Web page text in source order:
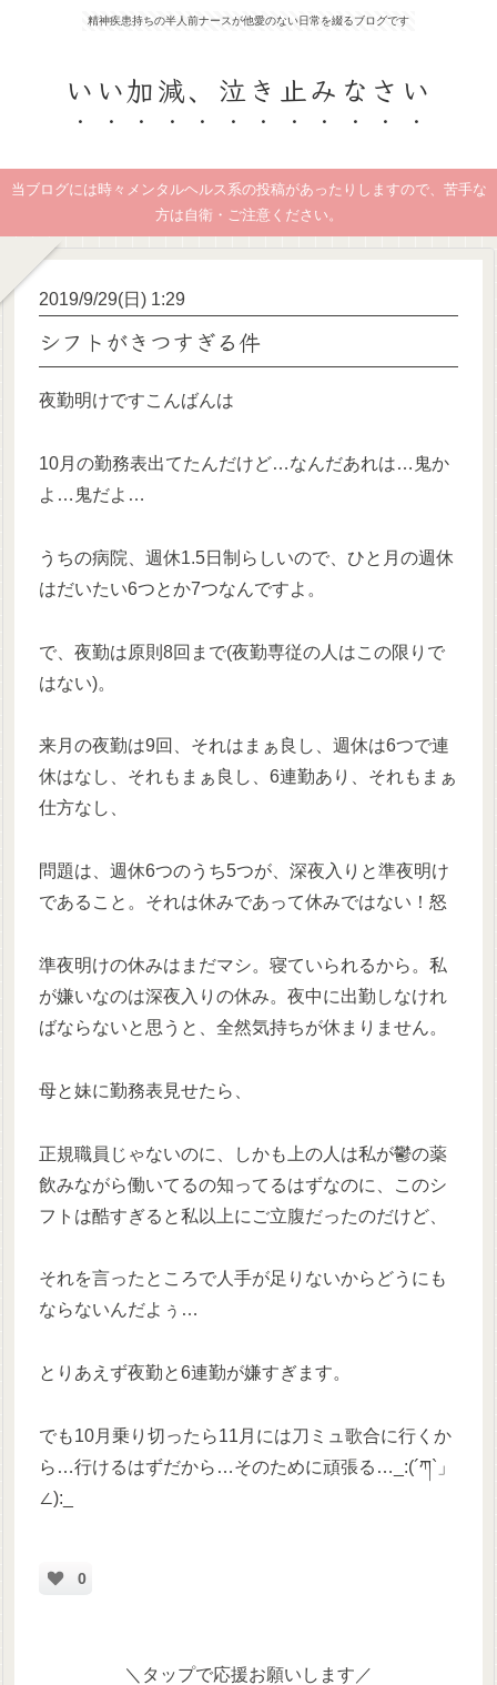
精神疾患持ちの半人前ナースが他愛のない日常を綴るブログです
いい加減、泣き止みなさい
当ブログには時々メンタルヘルス系の投稿があったりしますので、苦手な
方は自衛・ご注意ください。
2019/9/29(日) 1:29
シフトがきつすぎる件
夜勤明けですこんばんは
10月の勤務表出てたんだけど…なんだあれは…鬼か
よ…鬼だよ…
うちの病院、週休1.5日制らしいので、ひと月の週休
はだいたい6つとか7つなんですよ。
で、夜勤は原則8回まで(夜勤専従の人はこの限りで
はない)。
来月の夜勤は9回、それはまぁ良し、週休は6つで連
休はなし、それもまぁ良し、6連勤あり、それもまぁ
仕方なし、
問題は、週休6つのうち5つが、深夜入りと準夜明け
であること。それは休みであって休みではない！怒
準夜明けの休みはまだマシ。寝ていられるから。私
が嫌いなのは深夜入りの休み。夜中に出勤しなけれ
ばならないと思うと、全然気持ちが休まりません。
母と妹に勤務表見せたら、
正規職員じゃないのに、しかも上の人は私が鬱の薬
飲みながら働いてるの知ってるはずなのに、このシ
フトは酷すぎると私以上にご立腹だったのだけど、
それを言ったところで人手が足りないからどうにも
ならないんだよぅ…
とりあえず夜勤と6連勤が嫌すぎます。
でも10月乗り切ったら11月には刀ミュ歌合に行くか
ら…行けるはずだから…そのために頑張る…_:(´ཀ`」
∠):_
0
＼タップで応援お願いします／